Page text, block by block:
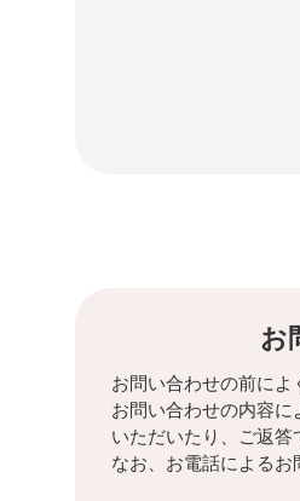
お
お問い合わせの前によ
お問い合わせの内容
いただいたり、ご返答
なお、お電話によるお